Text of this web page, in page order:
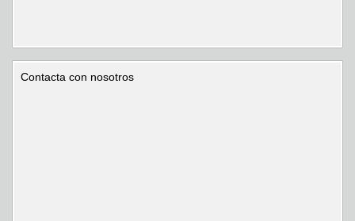
Contacta con nosotros